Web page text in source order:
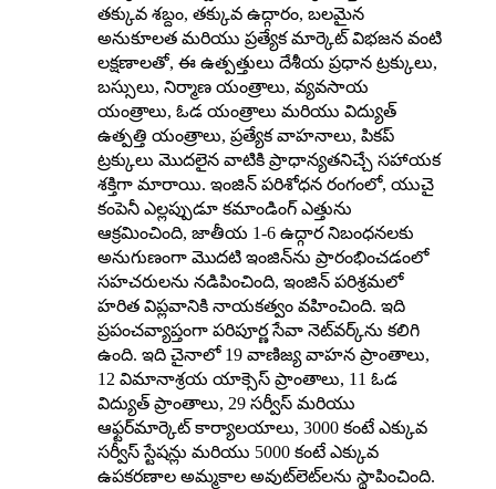
తక్కువ శబ్దం, తక్కువ ఉద్గారం, బలమైన
అనుకూలత మరియు ప్రత్యేక మార్కెట్ విభజన వంటి
లక్షణాలతో, ఈ ఉత్పత్తులు దేశీయ ప్రధాన ట్రక్కులు,
బస్సులు, నిర్మాణ యంత్రాలు, వ్యవసాయ
యంత్రాలు, ఓడ యంత్రాలు మరియు విద్యుత్
ఉత్పత్తి యంత్రాలు, ప్రత్యేక వాహనాలు, పికప్
ట్రక్కులు మొదలైన వాటికి ప్రాధాన్యతనిచ్చే సహాయక
శక్తిగా మారాయి. ఇంజిన్ పరిశోధన రంగంలో, యుచై
కంపెనీ ఎల్లప్పుడూ కమాండింగ్ ఎత్తును
ఆక్రమించింది, జాతీయ 1-6 ఉద్గార నిబంధనలకు
అనుగుణంగా మొదటి ఇంజిన్‌ను ప్రారంభించడంలో
సహచరులను నడిపించింది, ఇంజిన్ పరిశ్రమలో
హరిత విప్లవానికి నాయకత్వం వహించింది. ఇది
ప్రపంచవ్యాప్తంగా పరిపూర్ణ సేవా నెట్‌వర్క్‌ను కలిగి
ఉంది. ఇది చైనాలో 19 వాణిజ్య వాహన ప్రాంతాలు,
12 విమానాశ్రయ యాక్సెస్ ప్రాంతాలు, 11 ఓడ
విద్యుత్ ప్రాంతాలు, 29 సర్వీస్ మరియు
ఆఫ్టర్‌మార్కెట్ కార్యాలయాలు, 3000 కంటే ఎక్కువ
సర్వీస్ స్టేషన్లు మరియు 5000 కంటే ఎక్కువ
ఉపకరణాల అమ్మకాల అవుట్‌లెట్‌లను స్థాపించింది.